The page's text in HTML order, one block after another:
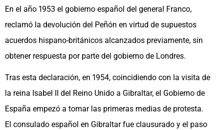
En el año 1953 el gobierno español del general Franco,
reclamó la devolución del Peñón en virtud de supuestos
acuerdos hispano-británicos alcanzados previamente, sin
obtener respuesta por parte del gobierno de Londres.​
Tras esta declaración, en 1954, coincidiendo con la visita de
la reina Isabel II del Reino Unido a Gibraltar, el Gobierno de
España empezó a tomar las primeras medias de protesta.
El consulado español en Gibraltar fue clausurado y el paso